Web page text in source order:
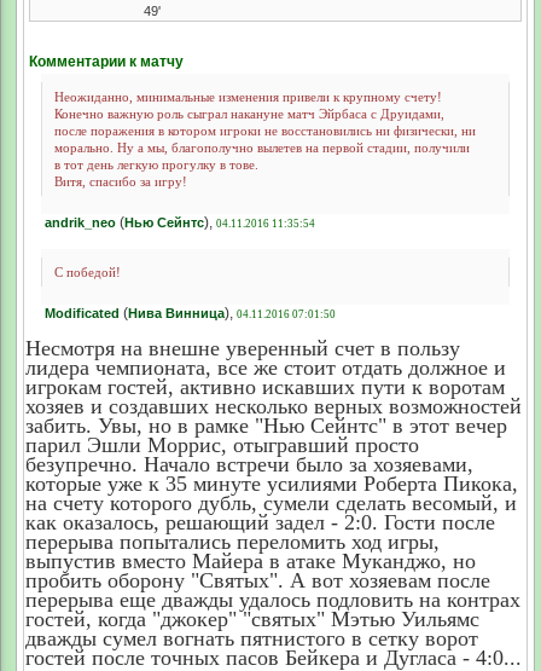
49'
Комментарии к матчу
Неожиданно, минимальные изменения привели к крупному счету!
Конечно важную роль сыграл накануне матч Эйрбаса с Друидами,
после поражения в котором игроки не восстановились ни физически, ни
морально. Ну а мы, благополучно вылетев на первой стадии, получили
в тот день легкую прогулку в тове.
Витя, спасибо за игру!
andrik_neo(Нью Сейнтс), 04.11.2016 11:35:54
С победой!
Modificated (Нива Винница), 04.11.2016 07:01:50
Несмотря на внешне уверенный счет в пользу
лидера чемпионата, все же стоит отдать должное и
игрокам гостей, активно искавших пути к воротам
хозяев и создавших несколько верных возможностей
забить. Увы, но в рамке "Нью Сейнтс" в этот вечер
парил Эшли Моррис, отыгравший просто
безупречно. Начало встречи было за хозяевами,
которые уже к 35 минуте усилиями Роберта Пикока,
на счету которого дубль, сумели сделать весомый, и
как оказалось, решающий задел - 2:0. Гости после
перерыва попытались переломить ход игры,
выпустив вместо Майера в атаке Муканджо, но
пробить оборону "Святых". А вот хозяевам после
перерыва еще дважды удалось подловить на контрах
гостей, когда "джокер" "святых" Мэтью Уильямс
дважды сумел вогнать пятнистого в сетку ворот
гостей после точных пасов Бейкера и Дугласа - 4:0...